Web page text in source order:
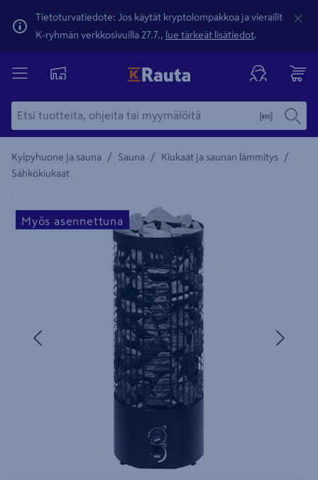
Tietoturvatiedote: Jos käytät kryptolompakkoa ja vierailit
K-ryhmän verkkosivuilla 27.7., lue tärkeät lisätiedot.
Kylpyhuone ja sauna / Sauna / Kiukaat ja saunan lämmitys /
Sähkökiukaat
Yksityiskohtainen kuvaus löytyy Tuotteen kuvaus -
Myös asennettuna